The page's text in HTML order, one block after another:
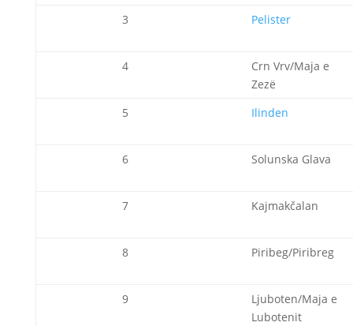
3 Pelister
4
Crn Vrv/Maja e
Zezë
5
Ilinden
6 Solunska Glava
7 Kajmakčalan
8 Piribeg/Piribreg
9
Ljuboten/Maja e
Lubotenit